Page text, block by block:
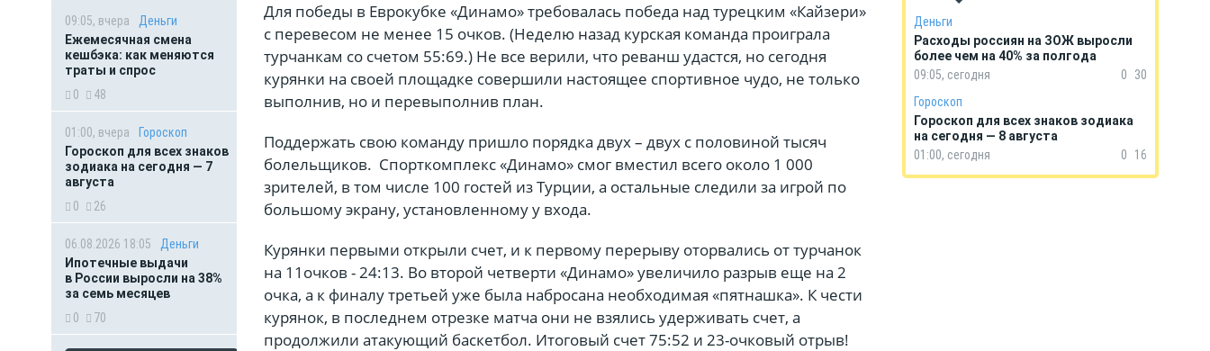
09:05, вчера
Деньги
Ежемесячная смена
кешбэка: как меняются
траты и спрос
0
48
01:00, вчера
Гороскоп
Гороскоп для всех знаков
зодиака на сегодня — 7
августа
0
26
06.08.2026 18:05
Деньги
Ипотечные выдачи
в России выросли на 38%
за семь месяцев
0
70
Для победы в Еврокубке «Динамо» требовалась победа над турецким «Кайзери»
с перевесом не менее 15 очков. (Неделю назад курская команда проиграла
турчанкам со счетом 55:69.) Не все верили, что реванш удастся, но сегодня
курянки на своей площадке совершили настоящее спортивное чудо, не только
выполнив, но и перевыполнив план.
Поддержать свою команду пришло порядка двух – двух с половиной тысяч
болельщиков. Спорткомплекс «Динамо» смог вместил всего около 1 000
зрителей, в том числе 100 гостей из Турции, а остальные следили за игрой по
большому экрану, установленному у входа.
Курянки первыми открыли счет, и к первому перерыву оторвались от турчанок
на 11очков - 24:13. Во второй четверти «Динамо» увеличило разрыв еще на 2
очка, а к финалу третьей уже была набросана необходимая «пятнашка». К чести
курянок, в последнем отрезке матча они не взялись удерживать счет, а
продолжили атакующий баскетбол. Итоговый счет 75:52 и 23-очковый отрыв!
Деньги
Расходы россиян на ЗОЖ выросли
более чем на 40% за полгода
09:05, сегодня
0
30
Гороскоп
Гороскоп для всех знаков зодиака
на сегодня — 8 августа
01:00, сегодня
0 16